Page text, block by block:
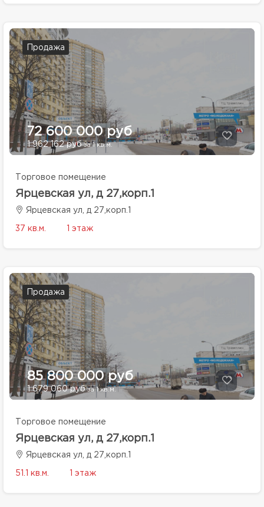
Продажа
72 600 000 руб
1 962 162 рубза 1 кв.м.
Торговое помещение
Ярцевская ул, д 27,корп.1
Ярцевская ул, д 27,корп.1
37 кв.м. 1 этаж
Продажа
85 800 000 руб
1 679 060 рубза 1 кв.м.
Торговое помещение
Ярцевская ул, д 27,корп.1
Ярцевская ул, д 27,корп.1
51.1 кв.м. 1 этаж